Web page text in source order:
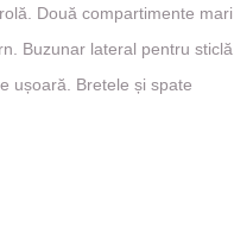
Două compartimente mari
Buzunar lateral pentru sticlă.
ușoară. Bretele și spate